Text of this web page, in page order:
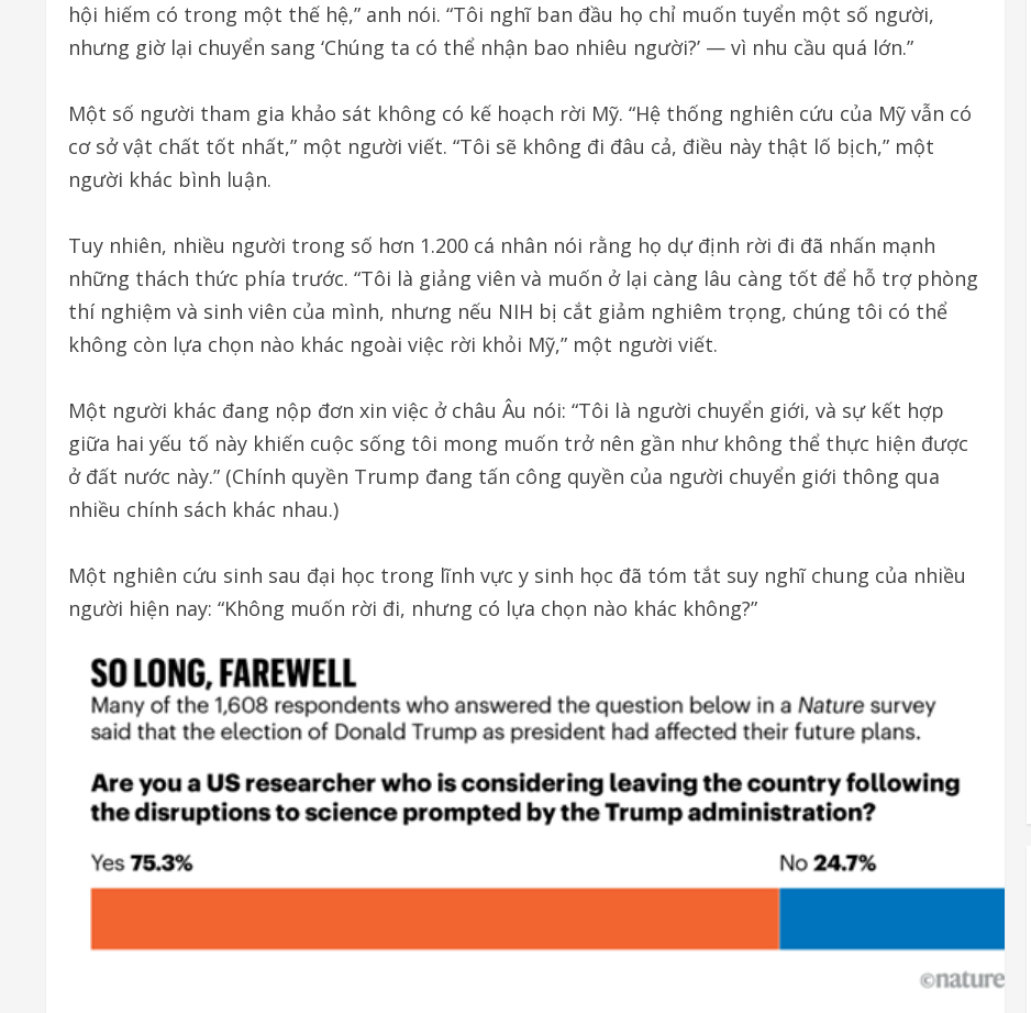
hội hiếm có trong một thế hệ,” anh nói. “Tôi nghĩ ban đầu họ chỉ muốn tuyển một số người,
nhưng giờ lại chuyển sang ‘Chúng ta có thể nhận bao nhiêu người?’ — vì nhu cầu quá lớn.”
Một số người tham gia khảo sát không có kế hoạch rời Mỹ. “Hệ thống nghiên cứu của Mỹ vẫn có
cơ sở vật chất tốt nhất,” một người viết. “Tôi sẽ không đi đâu cả, điều này thật lố bịch,” một
người khác bình luận.
Tuy nhiên, nhiều người trong số hơn 1.200 cá nhân nói rằng họ dự định rời đi đã nhấn mạnh
những thách thức phía trước. “Tôi là giảng viên và muốn ở lại càng lâu càng tốt để hỗ trợ phòng
thí nghiệm và sinh viên của mình, nhưng nếu NIH bị cắt giảm nghiêm trọng, chúng tôi có thể
không còn lựa chọn nào khác ngoài việc rời khỏi Mỹ,” một người viết.
Một người khác đang nộp đơn xin việc ở châu Âu nói: “Tôi là người chuyển giới, và sự kết hợp
giữa hai yếu tố này khiến cuộc sống tôi mong muốn trở nên gần như không thể thực hiện được
ở đất nước này.” (Chính quyền Trump đang tấn công quyền của người chuyển giới thông qua
nhiều chính sách khác nhau.)
Một nghiên cứu sinh sau đại học trong lĩnh vực y sinh học đã tóm tắt suy nghĩ chung của nhiều
người hiện nay: “Không muốn rời đi, nhưng có lựa chọn nào khác không?”